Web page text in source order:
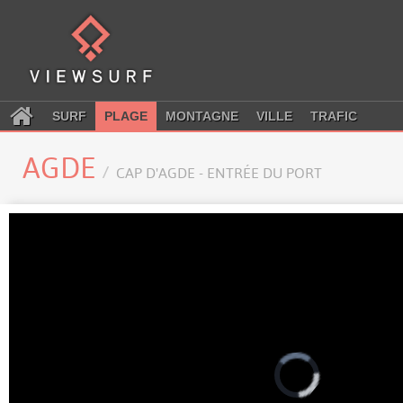
SURF PLAGE MONTAGNE VILLE TRAFIC
AGDE CAP D'AGDE - ENTRÉE DU PORT